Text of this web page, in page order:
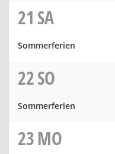
21 SA
Sommerferien
22SO
Sommerferien
23MO